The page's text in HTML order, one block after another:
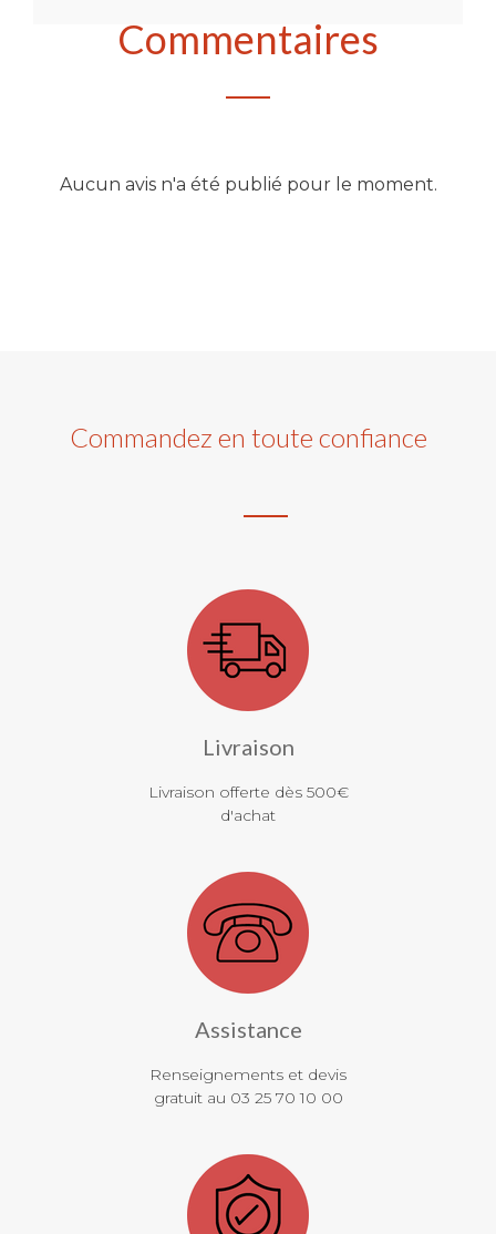
Commentaires
Aucun avis n'a été publié pour le moment.
Commandez en toute confiance
Livraison
Livraison offerte dès 500€
d'achat
Assistance
Renseignements et devis
gratuit au 03 25 70 10 00